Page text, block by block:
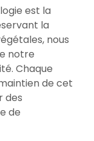
est la
la
nous
notre
Chaque
de cet
des
de